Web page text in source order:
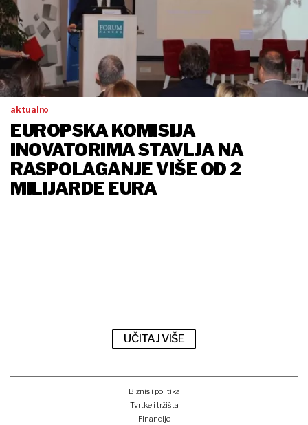
aktualno
EUROPSKA KOMISIJA
INOVATORIMA STAVLJA NA
RASPOLAGANJE VIŠE OD 2
MILIJARDE EURA
UČITAJ VIŠE
Biznis i politika
Tvrtke i tržišta
Financije